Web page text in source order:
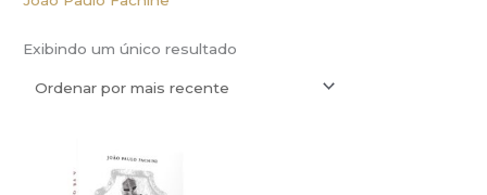
Exibindo um único resultado